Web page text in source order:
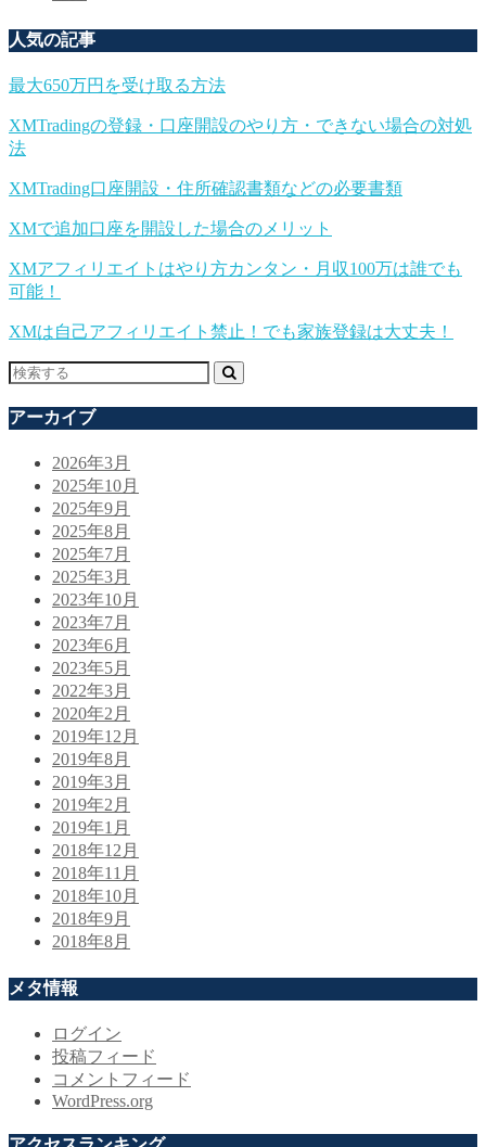
人気の記事
最大650万円を受け取る方法
XMTradingの登録・口座開設のやり方・できない場合の対処
法
XMTrading口座開設・住所確認書類などの必要書類
XMで追加口座を開設した場合のメリット
XMアフィリエイトはやり方カンタン・月収100万は誰でも
可能！
XMは自己アフィリエイト禁止！でも家族登録は大丈夫！
アーカイブ
2026年3月
2025年10月
2025年9月
2025年8月
2025年7月
2025年3月
2023年10月
2023年7月
2023年6月
2023年5月
2022年3月
2020年2月
2019年12月
2019年8月
2019年3月
2019年2月
2019年1月
2018年12月
2018年11月
2018年10月
2018年9月
2018年8月
メタ情報
ログイン
投稿フィード
コメントフィード
WordPress.org